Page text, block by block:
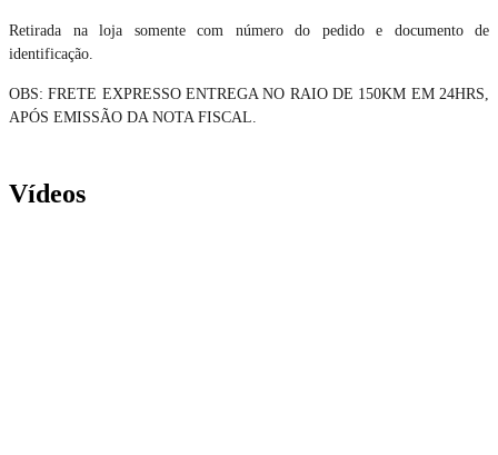
Retirada na loja somente com número do pedido e documento de
identificação.
OBS: FRETE EXPRESSO ENTREGA NO RAIO DE 150KM EM 24HRS,
APÓS EMISSÃO DA NOTA FISCAL.
Vídeos